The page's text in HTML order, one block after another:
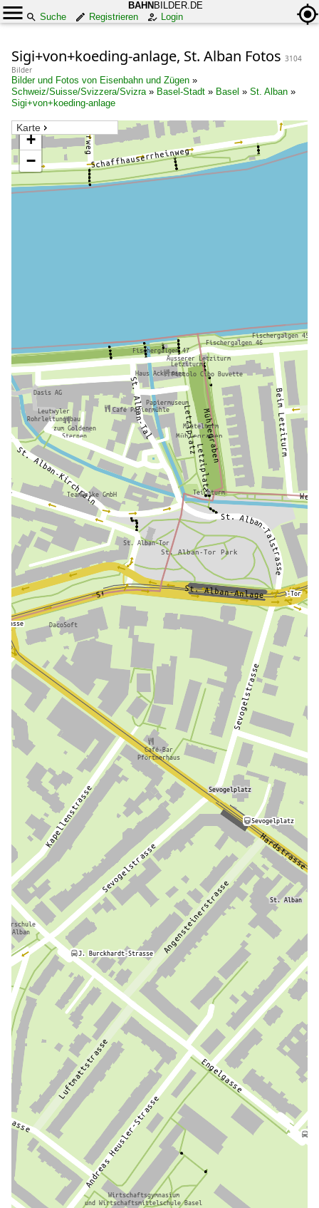
BAHN BILDER.DE
Suche
Registrieren Login
Sigi+von+koeding-anlage, St. Alban Fotos 3104
Bilder
Bilder und Fotos von Eisenbahn und Zügen »
Schweiz/Suisse/Svizzera/Svizra» Basel-Stadt » Basel » St. Alban »
Sigi+von+koeding-anlage
Karte
+
−